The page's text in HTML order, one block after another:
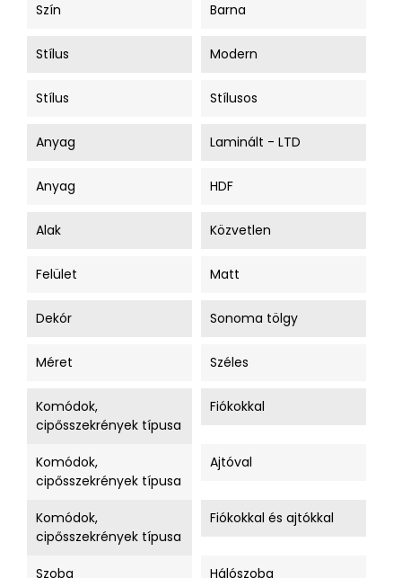
Szín Barna
Stílus Modern
Stílus Stílusos
Anyag Laminált - LTD
Anyag HDF
Alak Közvetlen
Felület Matt
Dekór Sonoma tölgy
Méret Széles
Komódok,
cipősszekrények típusa
Fiókokkal
Komódok,
cipősszekrények típusa
Ajtóval
Komódok,
cipősszekrények típusa
Fiókokkal és ajtókkal
Szoba Hálószoba